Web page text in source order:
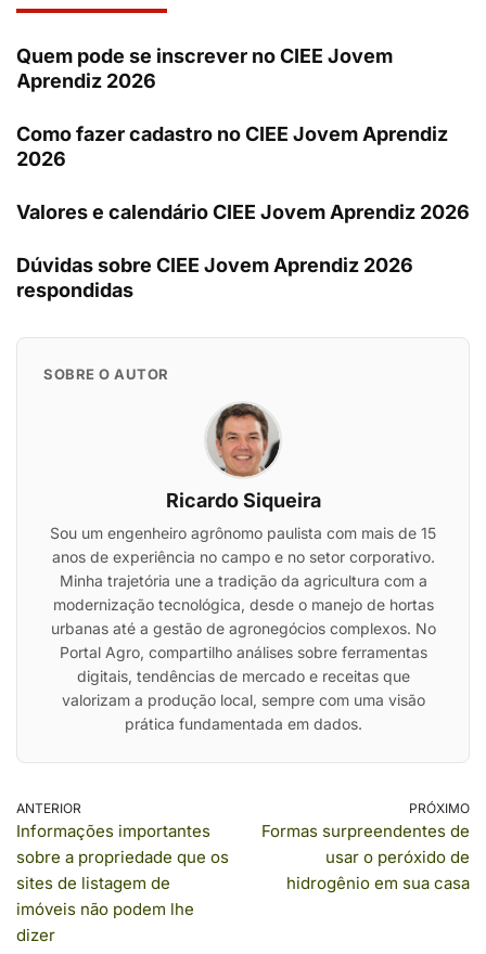
Quem pode se inscrever no CIEE Jovem
Aprendiz 2026
Como fazer cadastro no CIEE Jovem Aprendiz
2026
Valores e calendário CIEE Jovem Aprendiz 2026
Dúvidas sobre CIEE Jovem Aprendiz 2026
respondidas
SOBRE O AUTOR
Ricardo Siqueira
Sou um engenheiro agrônomo paulista com mais de 15
anos de experiência no campo e no setor corporativo.
Minha trajetória une a tradição da agricultura com a
modernização tecnológica, desde o manejo de hortas
urbanas até a gestão de agronegócios complexos. No
Portal Agro, compartilho análises sobre ferramentas
digitais, tendências de mercado e receitas que
valorizam a produção local, sempre com uma visão
prática fundamentada em dados.
ANTERIOR
Informações importantes
sobre a propriedade que os
sites de listagem de
imóveis não podem lhe
dizer
PRÓXIMO
Formas surpreendentes de
usar o peróxido de
hidrogênio em sua casa